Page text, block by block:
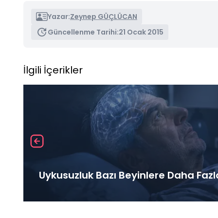
Yazar:Zeynep GÜÇLÜCAN
Güncellenme Tarihi:21 Ocak 2015
İlgili İçerikler
Uykusuzluk Bazı Beyinlere Daha